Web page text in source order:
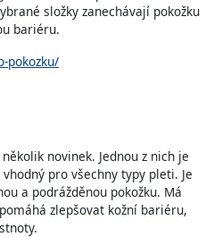
složky zanechávají pokožku
bariéru.
pokozku/
novinek. Jednou z nich je
pro všechny typy pleti. Je
a podrážděnou pokožku. Má
zlepšovat kožní bariéru,